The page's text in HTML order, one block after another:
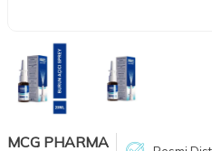
MCG PHARMA